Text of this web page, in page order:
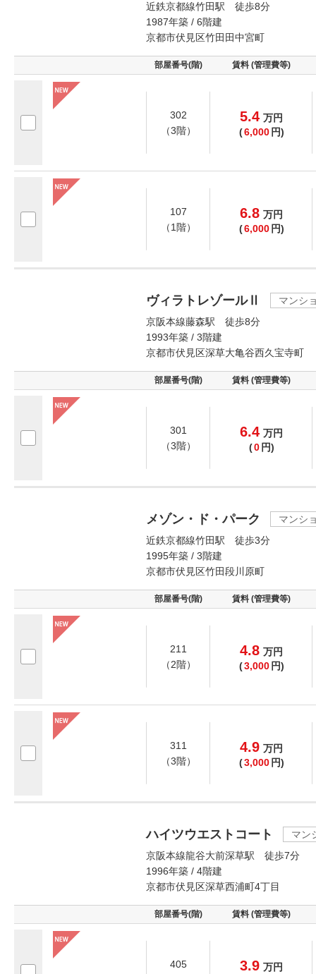
近鉄京都線竹田駅 徒歩8分
1987年築 / 6階建
京都市伏見区竹田田中宮町
部屋番号(階) 賃料 (管理費等)
302
（3階）
5.4 万円
(6,000 円)
107
（1階）
6.8 万円
(6,000 円)
ヴィラトレゾールⅡ
マンシ
京阪本線藤森駅 徒歩8分
1993年築 / 3階建
京都市伏見区深草大亀谷西久宝寺町
部屋番号(階) 賃料 (管理費等)
301
（3階）
6.4 万円
(0 円)
メゾン・ド・パーク
マンシ
近鉄京都線竹田駅 徒歩3分
1995年築 / 3階建
京都市伏見区竹田段川原町
部屋番号(階) 賃料 (管理費等)
211
（2階）
4.8 万円
(3,000 円)
311
（3階）
4.9 万円
(3,000 円)
ハイツウエストコート
マン
京阪本線龍谷大前深草駅 徒歩7分
1996年築 / 4階建
京都市伏見区深草西浦町4丁目
部屋番号(階) 賃料 (管理費等)
405
3.9 万円